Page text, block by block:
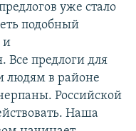
уже стало
подобный
и
Все предлоги для
людям в районе
Российской
Наша